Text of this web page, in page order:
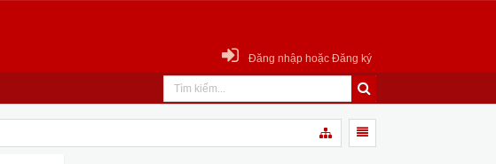
Đăng nhập hoặc Đăng ký